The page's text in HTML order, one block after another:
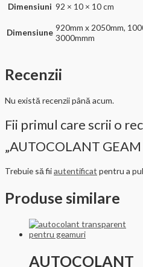
Dimensiuni 92 × 10 × 10 cm
Dimensiune 920mm x 2050mm,
3000mmm
Recenzii
Nu există recenzii până acum.
Fii primul care scrii o
„AUTOCOLANT
Trebuie să fiiautentificat pentru a
Produse similare
AUTOCOLANT